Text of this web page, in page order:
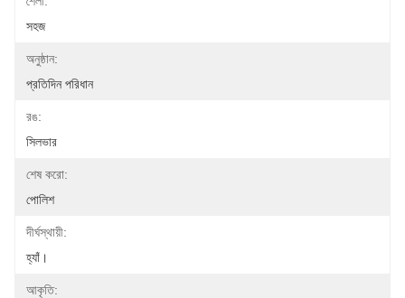
সহজ
অনুষ্ঠান:
প্রতিদিন পরিধান
রঙ:
সিলভার
শেষ করো:
পোলিশ
দীর্ঘস্থায়ী:
হ্যাঁ।
আকৃতি: